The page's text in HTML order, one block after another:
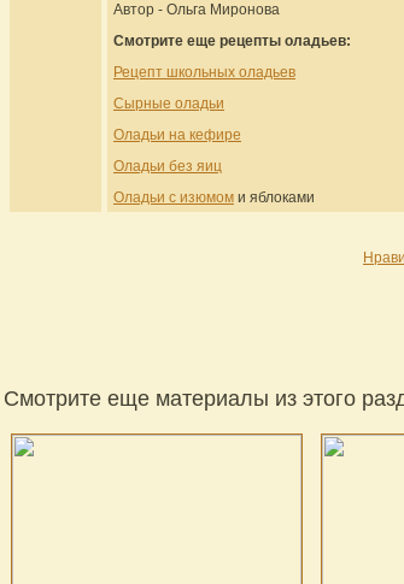
Автор - Ольга Миронова
Смотрите еще рецепты оладьев:
Рецепт школьных оладьев
Сырные оладьи
Оладьи на кефире
Оладьи без яиц
Оладьи с изюмом и яблоками
Смотрите еще материалы из этого